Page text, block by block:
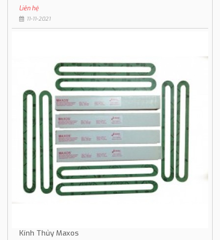
Liên hệ
11-11-2021
Kính Thủy Maxos